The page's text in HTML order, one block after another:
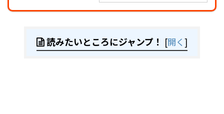
読みたいところにジャンプ！ [開く ]